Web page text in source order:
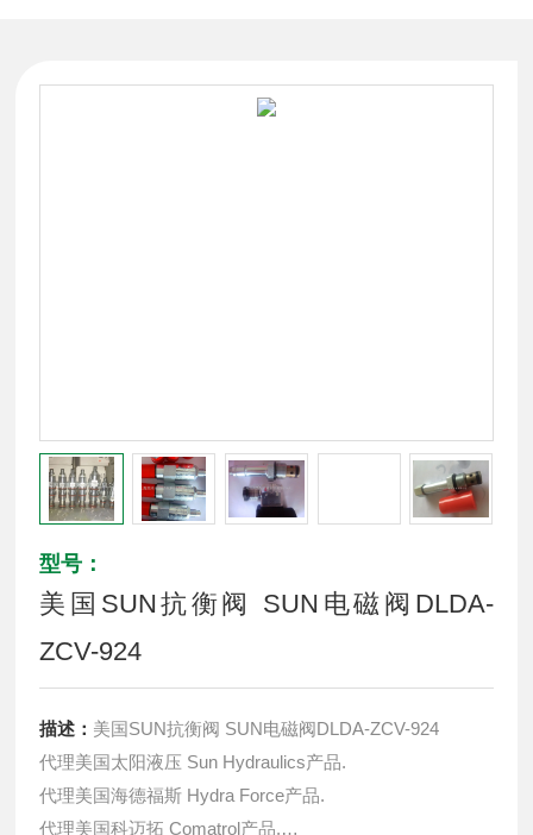
型号：
美国SUN抗衡阀 SUN电磁阀DLDA-
ZCV-924
描述： 美国SUN抗衡阀 SUN电磁阀DLDA-ZCV-924
代理美国太阳液压 Sun Hydraulics产品.
代理美国海德福斯 Hydra Force产品.
代理美国科迈拓 Comatrol产品.